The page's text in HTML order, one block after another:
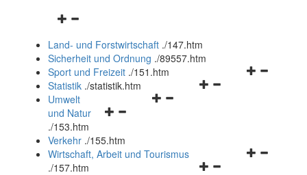
Navigationsmenü
und
schließen
Land- und Forstwirtschaft ./147.htm
Sicherheit und Ordnung ./89557.htm
Navigationsmenü
Sport und Freizeit ./151.htm
Navigationsmenü
Statistik ./statistik.htm
Navigationsmenü
und
schließen
Umwelt
und Natur
./153.htm
Verkehr ./155.htm
Navigationsmenü
Wirtschaft, Arbeit und Tourismus
./157.htm